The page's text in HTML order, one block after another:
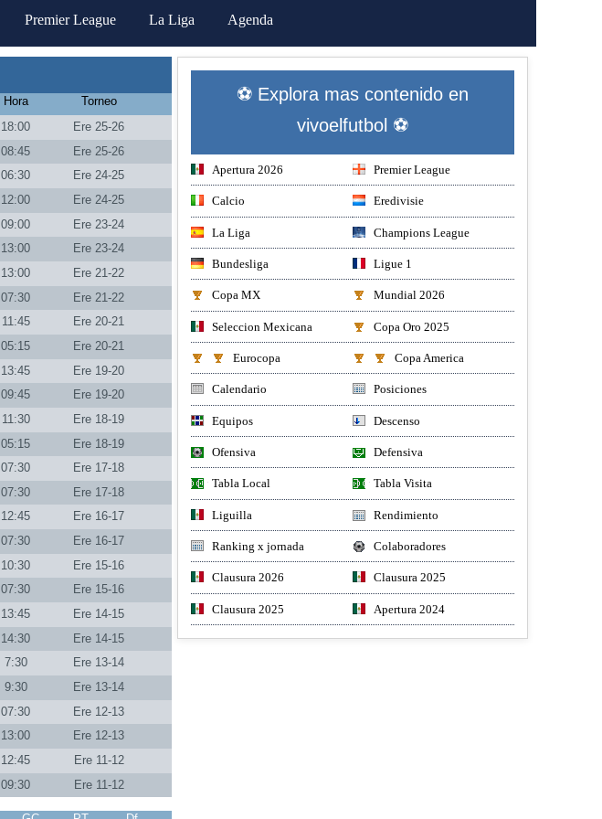
Premier League La Liga Agenda
Hora
Torneo
18:00
Ere 25-26
08:45
Ere 25-26
06:30
Ere 24-25
12:00
Ere 24-25
09:00
Ere 23-24
13:00
Ere 23-24
13:00
Ere 21-22
07:30
Ere 21-22
11:45
Ere 20-21
05:15
Ere 20-21
13:45
Ere 19-20
09:45
Ere 19-20
11:30
Ere 18-19
05:15
Ere 18-19
07:30
Ere 17-18
07:30
Ere 17-18
12:45
Ere 16-17
07:30
Ere 16-17
10:30
Ere 15-16
07:30
Ere 15-16
13:45
Ere 14-15
14:30
Ere 14-15
7:30
Ere 13-14
9:30
Ere 13-14
07:30
Ere 12-13
13:00
Ere 12-13
12:45
Ere 11-12
09:30 Ere 11-12
⚽ Explora mas contenido en
vivoelfutbol ⚽
Apertura 2026 Premier League
Calcio Eredivisie
La Liga Champions League
Bundesliga Ligue 1
Copa MX Mundial 2026
Seleccion Mexicana Copa Oro 2025
Eurocopa Copa America
Calendario Posiciones
Equipos Descenso
Ofensiva Defensiva
Tabla Local Tabla Visita
Liguilla Rendimiento
Ranking x jornada Colaboradores
Clausura 2026 Clausura 2025
Clausura 2025 Apertura 2024